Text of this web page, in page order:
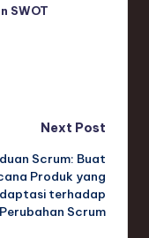
SWOT
Next Post
Scrum: Buat
Produk yang
terhadap
Perubahan Scrum